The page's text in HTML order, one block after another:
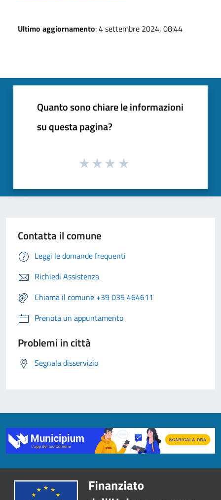
Ultimo aggiornamento: 4 settembre 2024, 08:44
Quanto sono chiare le informazioni
su questa pagina?
Contatta il comune
Leggi le domande frequenti
Richiedi Assistenza
Chiama il comune +39 035 464611
Prenota un appuntamento
Problemi in città
Segnala disservizio